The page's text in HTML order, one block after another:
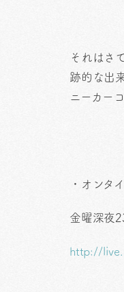
それはさ
跡的な出
ニーカー
・オンタ
金曜深夜
http://